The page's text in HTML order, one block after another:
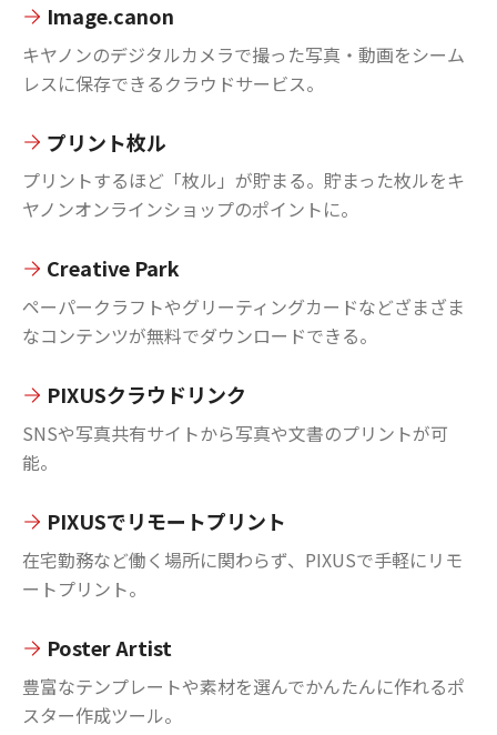
Image.canon
キヤノンのデジタルカメラで撮った写真・動画をシーム
レスに保存できるクラウドサービス。
プリント枚ル
プリントするほど「枚ル」が貯まる。貯まった枚ルをキ
ヤノンオンラインショップのポイントに。
Creative Park
ペーパークラフトやグリーティングカードなどざまざま
なコンテンツが無料でダウンロードできる。
PIXUSクラウドリンク
SNSや写真共有サイトから写真や文書のプリントが可
能。
PIXUSでリモートプリント
在宅勤務など働く場所に関わらず、PIXUSで手軽にリモ
ートプリント。
Poster Artist
豊富なテンプレートや素材を選んでかんたんに作れるポ
スター作成ツール。